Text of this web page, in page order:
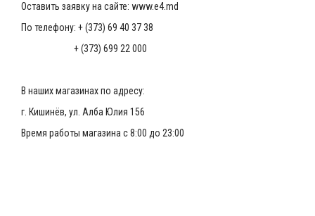
Оставить заявку на сайте: www.e4.md
По телефону: + (373) 69 40 37 38
+ (373) 699 22 000
В наших магазинах по адресу:
г. Кишинёв, ул. Алба Юлия 156
Время работы магазина с 8:00 до 23:00